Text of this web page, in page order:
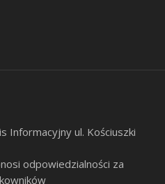
Informacyjny ul. Kościuszki
odpowiedzialności za